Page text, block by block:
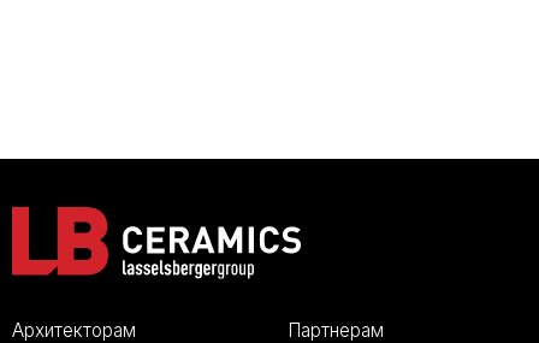
Архитекторам Партнерам